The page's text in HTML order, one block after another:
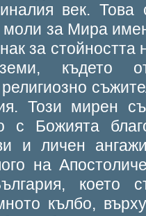
век.
за Мира
за
където
Този мирен
с Божията
и личен
на
което
кълбо,